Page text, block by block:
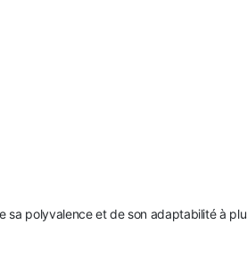
polyvalence et de son adaptabilité à